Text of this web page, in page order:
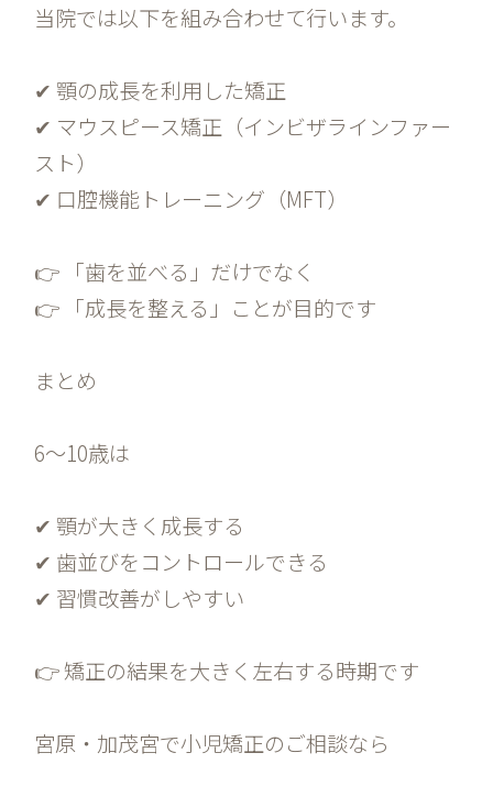
当院では以下を組み合わせて行います。
✔ 顎の成長を利用した矯正
✔ マウスピース矯正（インビザラインファー
スト）
✔ 口腔機能トレーニング（MFT）
👉 「歯を並べる」だけでなく
👉 「成長を整える」ことが目的です
まとめ
6〜10歳は
✔ 顎が大きく成長する
✔ 歯並びをコントロールできる
✔ 習慣改善がしやすい
👉 矯正の結果を大きく左右する時期です
宮原・加茂宮で小児矯正のご相談なら